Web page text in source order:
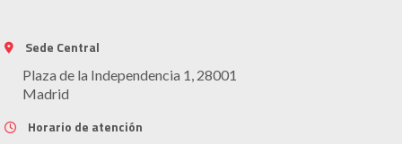
Sede Central
Plaza de la Independencia 1, 28001
Madrid
Horario de atención